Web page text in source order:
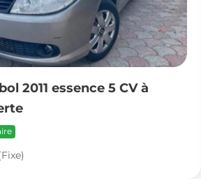
2011 essence 5 CV à